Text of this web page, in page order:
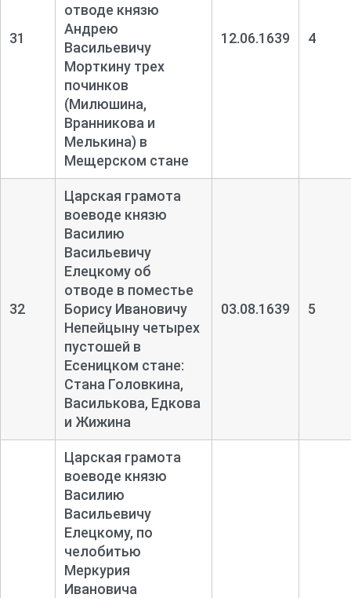
31
отводе князю
Андрею
Васильевичу
Морткину трех
починков
(Милюшина,
Вранникова и
Мелькина) в
Мещерском стане
12.06.1639 4
32
Царская грамота
воеводе князю
Василию
Васильевичу
Елецкому об
отводе в поместье
Борису Ивановичу
Непейцыну четырех
пустошей в
Есеницком стане:
Стана Головкина,
Василькова, Едкова
и Жижина
03.08.1639 5
Царская грамота
воеводе князю
Василию
Васильевичу
Елецкому, по
челобитью
Меркурия
Ивановича